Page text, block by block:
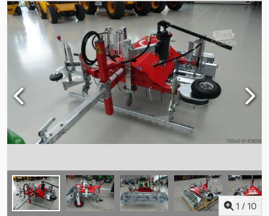
1 / 10